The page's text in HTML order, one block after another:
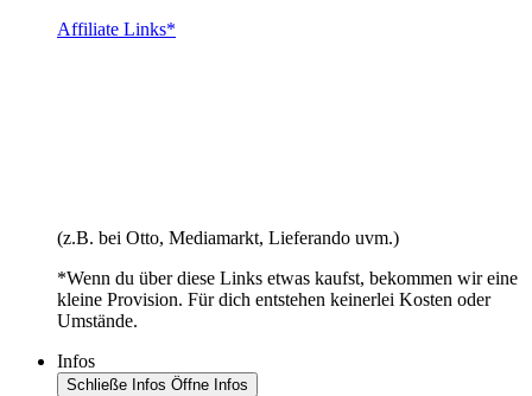
Affiliate Links*
(z.B. bei Otto, Mediamarkt, Lieferando uvm.)
*Wenn du über diese Links etwas kaufst, bekommen wir eine
kleine Provision. Für dich entstehen keinerlei Kosten oder
Umstände.
Infos
Schließe Infos Öffne Infos